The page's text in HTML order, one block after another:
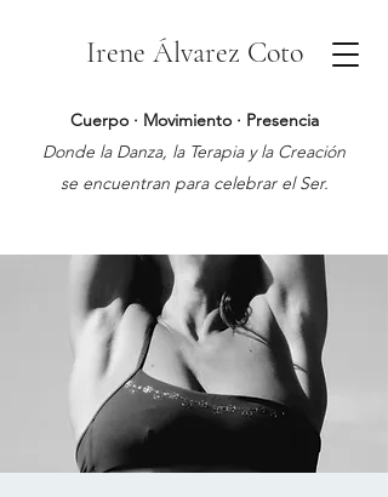
Irene Álvarez Coto
Cuerpo · Movimiento · Presencia
Donde la Danza, la Terapia y la Creación
se encuentran para celebrar el Ser.